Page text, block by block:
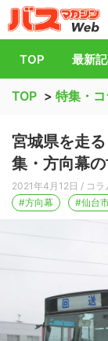
TOP 最新
TOP > 特集・
宮城県を走
集・方向幕の
2021年4月12日 / コラ
#方向幕
#仙台